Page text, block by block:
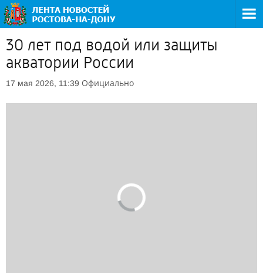
30 лет под водой или защиты
акватории России
17 мая 2026, 11:39 Официально